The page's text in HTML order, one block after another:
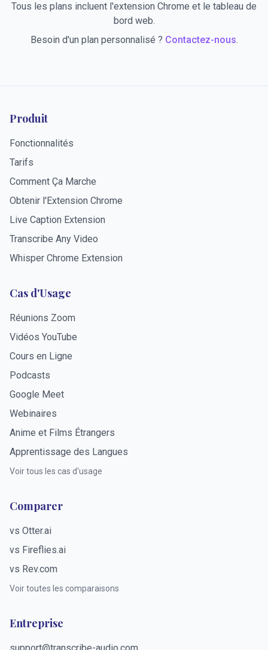
Tous les plans incluent l'extension Chrome et le tableau de
bord web.
Besoin d'un plan personnalisé ? Contactez-nous.
Produit
Fonctionnalités
Tarifs
Comment Ça Marche
Obtenir l'Extension Chrome
Live Caption Extension
Transcribe Any Video
Whisper Chrome Extension
Cas d'Usage
Réunions Zoom
Vidéos YouTube
Cours en Ligne
Podcasts
Google Meet
Webinaires
Anime et Films Étrangers
Apprentissage des Langues
Voir tous les cas d'usage
Comparer
vs Otter.ai
vs Fireflies.ai
vs Rev.com
Voir toutes les comparaisons
Entreprise